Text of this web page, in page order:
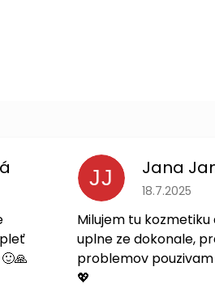
5 z 5 hviezdičiek.
JJ Jana
Hodnotenie
18.7.2025
Milujem tu kozmetiku
uplne ze dokonale,
problemov pouzivam
💖